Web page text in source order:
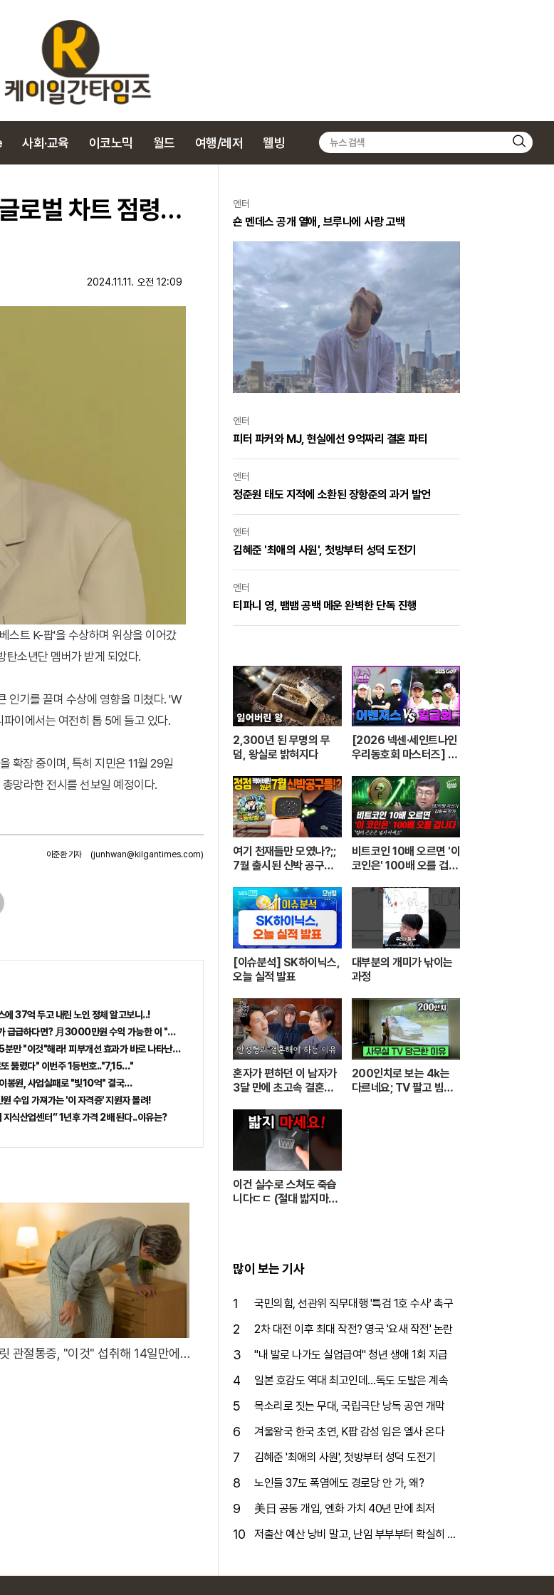
검
색
사회·교육 이코노믹 월드 여행/레저 웰빙
로벌 차트 점령…
2024.11.11. 오전 12:09
스트 K-팝'을 수상하며 위상을 이어갔
탄소년단 멤버가 받게 되었다.
인기를 끌며 수상에 영향을 미쳤다. 'W
이에서는 여전히 톱 5에 들고 있다.
확장 중이며, 특히 지민은 11월 29일
망라한 전시를 선보일 예정이다.
이준환 기자 (junhwan@kilgantimes.com)
상"!
에 37억 두고 내린 노인 정체 알고보니..!
급급하다면? 月3000만원 수익 가능한 이 "자격증" 주목받고 있어..
분만 "이것"해라! 피부개선 효과가 바로 나타난다!!
뚫렸다" 이번주 1등번호.."7,15…"
봉원, 사업실패로 "빛10억" 결국…
수입 가져가는 '이 자격증' 지원자 몰려!
지식산업센터” 1년후 가격 2배 된다..이유는?
관절통증, "이것" 섭취해 14일만에
엔터
숀 멘데스 공개 열애, 브루나에 사랑 고백
엔터
피터 파커와 MJ, 현실에선 9억짜리 결혼 파티
엔터
정준원 태도 지적에 소환된 장항준의 과거 발언
엔터
김혜준 '최애의 사원', 첫방부터 성덕 도전기
엔터
티파니 영, 뱀뱀 공백 메운 완벽한 단독 진행
2,300년 된 무명의 무
덤, 왕실로 밝혀지다
[2026 넥센·세인트나인
우리동호회 마스터즈] 전
열한 도전의 여정! 파티움
어벤져스 vs 일금회 | 16
강 1경기
여기 천재들만 모였나?;;
7월 출시된 신박 공구들
리! 【🤴Ep.548】
비트코인 10배 오르면 '이
코인은' 100배 오를 겁니
[이슈분석] SK하이닉스,
오늘 실적 발표
대부분의 개미가 낚이는
과정
혼자가 편하던 이 남자가
3달 만에 초고속 결혼한
있다] EP.1 또또 남편 주
200인치로 보는 4k는
다르네요; TV 팔고 빔프
이건 실수로 스쳐도 죽습
니다ㄷㄷ (절대 밟지마세
많이 보는 기사
1 국민의힘, 선관위 직무대행 '특검 1호 수사' 촉구
2 2차 대전 이후 최대 작전? 영국 '요새 작전' 논란
3 "내 발로 나가도 실업급여" 청년 생애 1회 지급
4 일본 호감도 역대 최고인데…독도 도발은 계속
5 목소리로 짓는 무대, 국립극단 낭독 공연 개막
6 겨울왕국 한국 초연, K팝 감성 입은 엘사 온다
7 김혜준 '최애의 사원', 첫방부터 성덕 도전기
8 노인들 37도 폭염에도 경로당 안 가, 왜?
9 美日 공동 개입, 엔화 가치 40년 만에 최저
10
저출산 예산 낭비 말고, 난임 부부부터 확실히 돕